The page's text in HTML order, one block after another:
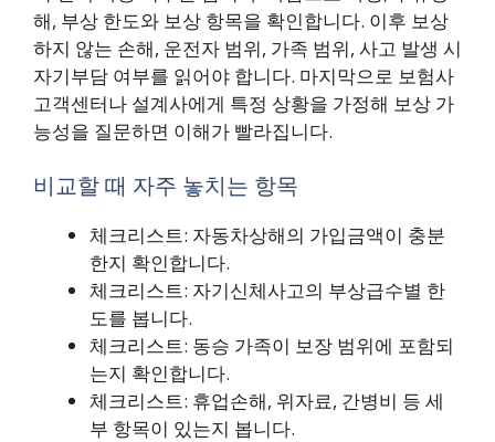
해, 부상 한도와 보상 항목을 확인합니다. 이후 보상
하지 않는 손해, 운전자 범위, 가족 범위, 사고 발생 시
자기부담 여부를 읽어야 합니다. 마지막으로 보험사
고객센터나 설계사에게 특정 상황을 가정해 보상 가
능성을 질문하면 이해가 빨라집니다.
비교할 때 자주 놓치는 항목
체크리스트: 자동차상해의 가입금액이 충분
한지 확인합니다.
체크리스트: 자기신체사고의 부상급수별 한
도를 봅니다.
체크리스트: 동승 가족이 보장 범위에 포함되
는지 확인합니다.
체크리스트: 휴업손해, 위자료, 간병비 등 세
부 항목이 있는지 봅니다.